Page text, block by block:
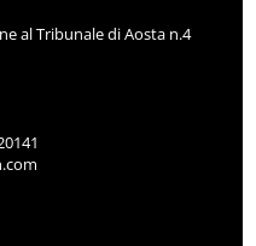
al Tribunale di Aosta n.4